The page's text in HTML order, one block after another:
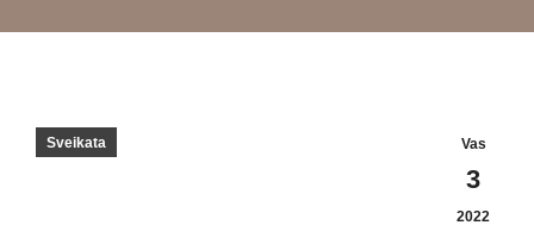
Vas
3
2022
Sveikata